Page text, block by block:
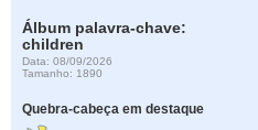
Álbum palavra-chave:
children
Data: 08/09/2026
Tamanho: 1890
Quebra-cabeça em destaque